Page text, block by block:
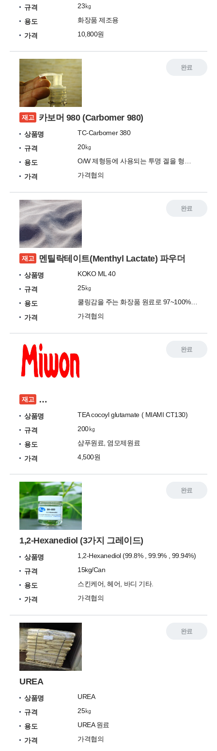
규격
23㎏
용도
화장품 제조용
가격
10,800원
재고 카보머 980 (Carbomer 980)
상품명
TC-Carbomer 380
규격
20㎏
용도
가격
가격협의
완료
재고 멘틸락테이트(Menthyl Lactate) 파우더
상품명
KOKO ML 40
규격
25㎏
용도
쿨링감을 주는 화장품 원료로 97~100% 농도
가격
가격협의
완료
재고 RE: 저희 재고가 있어 사용하시는 지 여쭙고자
상품명
TEA cocoyl glutamate ( MIAMI CT130)
규격
200㎏
용도
샴푸원료, 염모제원료
가격
4,500원
완료
1,2-Hexanediol (3가지 그레이드)
상품명
1,2-Hexanediol (99.8% , 99.9% , 99.94%)
규격
15kg/Can
용도
스킨케어, 헤어, 바디 기타.
가격
가격협의
완료
UREA
상품명
UREA
규격
25㎏
용도
UREA 원료
가격
가격협의
완료